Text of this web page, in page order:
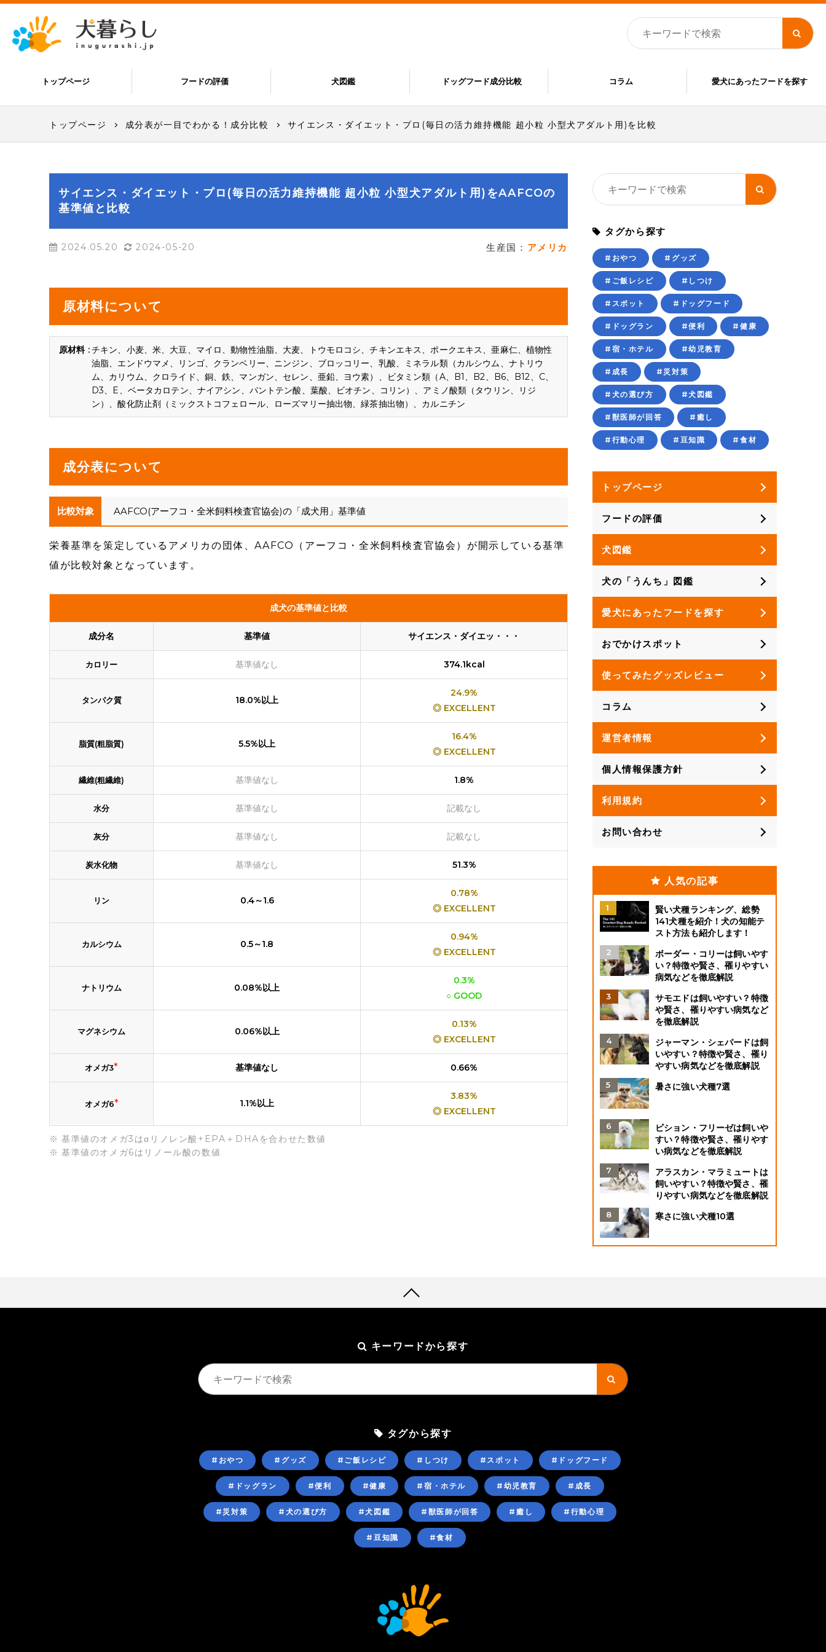
トップページ フードの評価 犬図鑑 ドッグフード成分比較 コラム 愛犬にあったフードを探す
トップページ 成分表が一目でわかる！成分比較 サイエンス・ダイエット・プロ(毎日の活力維持機能 超小粒 小型犬アダルト用)を比較
サイエンス・ダイエット・プロ(毎日の活力維持機能 超小粒 小型犬アダルト用)をAAFCOの
基準値と比較
2024.05.20 2024-05-20 生産国： アメリカ
原材料について
チキン、小麦、米、大豆、マイロ、動物性油脂、大麦、トウモロコシ、チキンエキス、ポークエキス、亜麻仁、植物性
油脂、エンドウマメ、リンゴ、クランベリー、ニンジン、ブロッコリー、乳酸、ミネラル類（カルシウム、ナトリウ
ム、カリウム、クロライド、銅、鉄、マンガン、セレン、亜鉛、ヨウ素）、ビタミン類（A、B1、B2、B6、B12、C、
D3、E、ベータカロテン、ナイアシン、パントテン酸、葉酸、ビオチン、コリン）、アミノ酸類（タウリン、リジ
ン）、酸化防止剤（ミックストコフェロール、ローズマリー抽出物、緑茶抽出物）、カルニチン
成分表について
比較対象 AAFCO(アーフコ・全米飼料検査官協会)の「成犬用」基準値
栄養基準を策定しているアメリカの団体、AAFCO（アーフコ・全米飼料検査官協会）が開示している基準
値が比較対象となっています。
成犬の基準値と比較
成分名 基準値 サイエンス・ダイエッ・・・
カロリー 基準値なし 374.1kcal
タンパク質 18.0%以上
24.9%
◎ EXCELLENT
脂質(粗脂質) 5.5%以上
16.4%
◎ EXCELLENT
繊維(粗繊維) 基準値なし 1.8%
水分 基準値なし 記載なし
灰分 基準値なし 記載なし
炭水化物 基準値なし 51.3%
リン 0.4～1.6
0.78%
◎ EXCELLENT
カルシウム 0.5～1.8
0.94%
◎ EXCELLENT
ナトリウム 0.08%以上
0.3%
○ GOOD
マグネシウム 0.06%以上
0.13%
◎ EXCELLENT
オメガ3* 基準値なし 0.66%
オメガ6* 1.1%以上
3.83%
◎ EXCELLENT
基準値のオメガ3はαリノレン酸+EPA＋DHAを合わせた数値
基準値のオメガ6はリノール酸の数値
タグから探す
#おやつ #グッズ
#ご飯レシピ #しつけ
#スポット #ドッグフード
#ドッグラン #便利 #健康
#宿・ホテル #幼児教育
#成長 #災対策
#犬の選び方 #犬図鑑
#獣医師が回答 #癒し
#行動心理 #豆知識 #食材
トップページ
フードの評価
犬図鑑
犬の「うんち」図鑑
愛犬にあったフードを探す
おでかけスポット
使ってみたグッズレビュー
コラム
運営者情報
個人情報保護方針
利用規約
お問い合わせ
人気の記事
賢い犬種ランキング、総勢
141犬種を紹介！犬の知能テ
スト方法も紹介します！
ボーダー・コリーは飼いやす
い？特徴や賢さ、罹りやすい
病気などを徹底解説
サモエドは飼いやすい？特徴
や賢さ、罹りやすい病気など
を徹底解説
ジャーマン・シェパードは飼
いやすい？特徴や賢さ、罹り
やすい病気などを徹底解説
暑さに強い犬種7選
ビション・フリーゼは飼いや
すい？特徴や賢さ、罹りやす
い病気などを徹底解説
アラスカン・マラミュートは
飼いやすい？特徴や賢さ、罹
りやすい病気などを徹底解説
寒さに強い犬種10選
キーワードから探す
タグから探す
#おやつ #グッズ #ご飯レシピ #しつけ #スポット #ドッグフード
#ドッグラン #便利 #健康 #宿・ホテル #幼児教育 #成長
#災対策 #犬の選び方 #犬図鑑 #獣医師が回答 #癒し #行動心理
#豆知識 #食材